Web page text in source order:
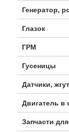
Генератор,
Глазок
ГРМ
Гусеницы
Датчики,
Двигатель в
Запчасти